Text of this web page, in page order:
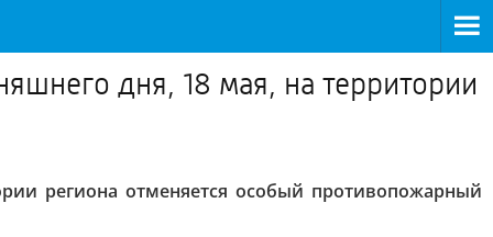
дня, 18 мая, на территории
региона отменяется особый противопожарный